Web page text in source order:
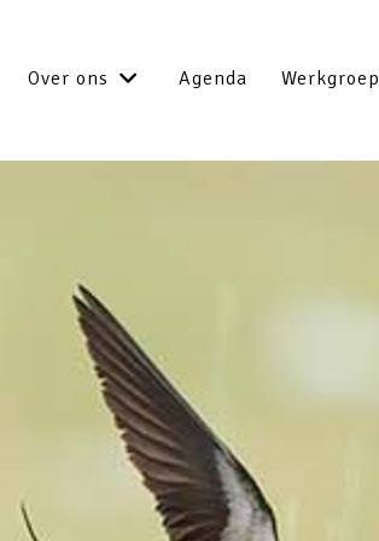
Over ons Agenda Werkgroep